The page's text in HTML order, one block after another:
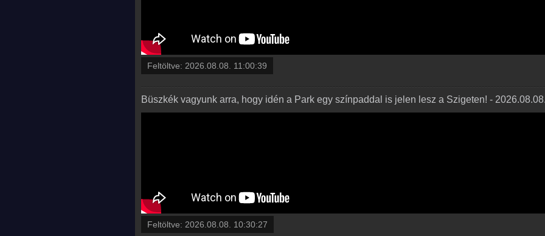
Feltöltve: 2026.08.08. 11:00:39
Büszkék vagyunk arra, hogy idén a Park egy színpaddal is jelen lesz a Szigeten! -
Feltöltve: 2026.08.08. 10:30:27